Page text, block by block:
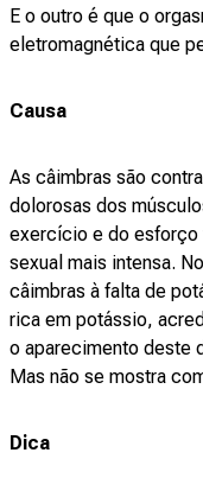
E o outro é que o
eletromagnética que
Causa
As câimbras são
dolorosas dos
exercício e do esforço
sexual mais intensa.
câimbras à falta de
rica em potássio,
o aparecimento deste
Mas não se mostra
Dica